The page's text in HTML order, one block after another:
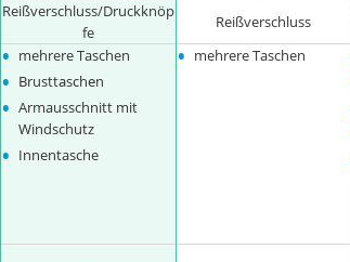
Reißverschluss/Druckknöp
fe
Reißverschluss
• mehrere Taschen
• Вrusttаsсhеn
• Armausschnitt mit
Windschutz
• Innentasche
• mehrere Taschen